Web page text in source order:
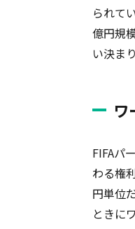
られて
億円規
い決ま
ワ
FIFAパ
わる権
円単位
ときに